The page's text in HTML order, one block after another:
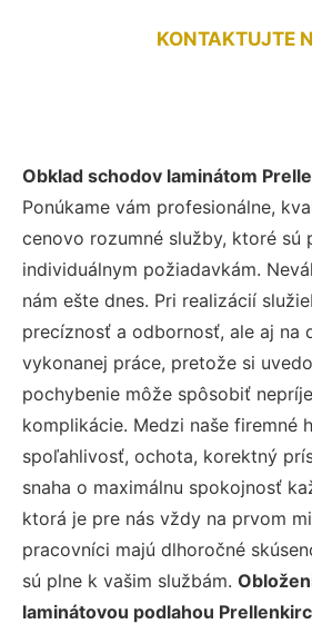
KONTAKTUJTE
Obklad schodov laminátom
Ponúkame vám profesionálne,
cenovo rozumné služby, ktoré sú
individuálnym požiadavkám.
nám ešte dnes. Pri realizácií
precíznosť a odbornosť, ale aj na
vykonanej práce, pretože si
pochybenie môže spôsobiť
komplikácie. Medzi naše firemné
spoľahlivosť, ochota, korektný
snaha o maximálnu spokojnosť
ktorá je pre nás vždy na prvom
pracovníci majú dlhoročné
sú plne k vašim službám.
laminátovou podlahou